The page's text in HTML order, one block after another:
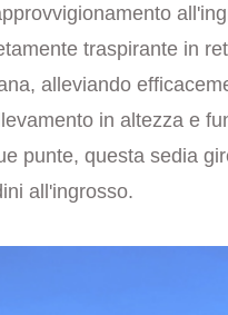
traspirante in
alleviando
in altezza e
punte, questa sedia
all'ingrosso.